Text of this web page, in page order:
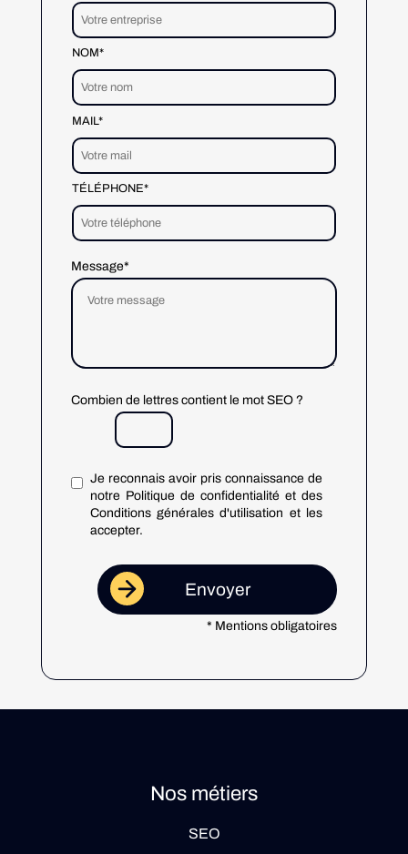
NOM*
MAIL*
TÉLÉPHONE*
Message*
Combien de lettres contient le mot SEO ?
Je reconnais avoir pris connaissance de
notre Politique de confidentialité et des
Conditions générales d'utilisation et les
accepter.
* Mentions obligatoires
Nos métiers
SEO